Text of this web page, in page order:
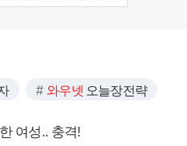
와우넷 오늘장전략
여성.. 충격!